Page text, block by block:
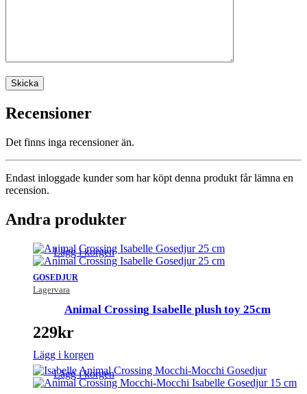
Recensioner
Det finns inga recensioner än.
Endast inloggade kunder som har köpt denna produkt får lämna en
recension.
Andra produkter
GOSEDJUR
Lagervara
Lägg i korgen
Animal Crossing Isabelle plush toy 25cm
229kr
Lägg i korgen
Lägg i korgen